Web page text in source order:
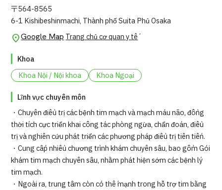
〒564-8565
6-1 Kishibeshinmachi, Thành phố Suita Phủ Osaka
Google Map Trang chủ cơ quan y tế
Khoa
Khoa Nội / Nội khoa
Khoa Ngoại
Lĩnh vực chuyên môn
・Chuyên điều trị các bệnh tim mạch và mạch máu não, đồng
thời tích cực triển khai công tác phòng ngừa, chẩn đoán, điều
trị và nghiên cứu phát triển các phương pháp điều trị tiên tiến.
・Cung cấp nhiều chương trình khám chuyên sâu, bao gồm Gói
khám tim mạch chuyên sâu, nhằm phát hiện sớm các bệnh lý
tim mạch.
・Ngoài ra, trung tâm còn có thế mạnh trong hỗ trợ tim bằng